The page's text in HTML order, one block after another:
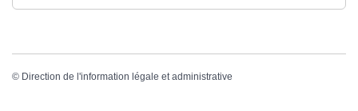
© Direction de l'information légale et administrative